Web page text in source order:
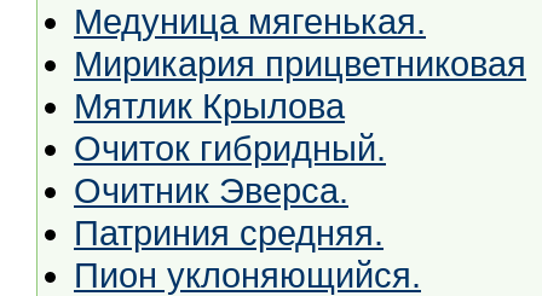
Медуница мягенькая.
Мирикария прицветниковая
Мятлик Крылова
Очиток гибридный.
Очитник Эверса.
Патриния средняя.
Пион уклоняющийся.